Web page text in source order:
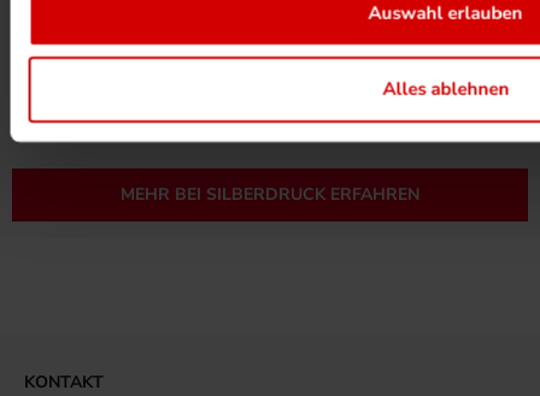
Auswahl erlauben
Alles ablehnen
UMWELTPROJEKTE ANSEHEN
MEHR BEI SILBERDRUCK ERFAHREN
KONTAKT